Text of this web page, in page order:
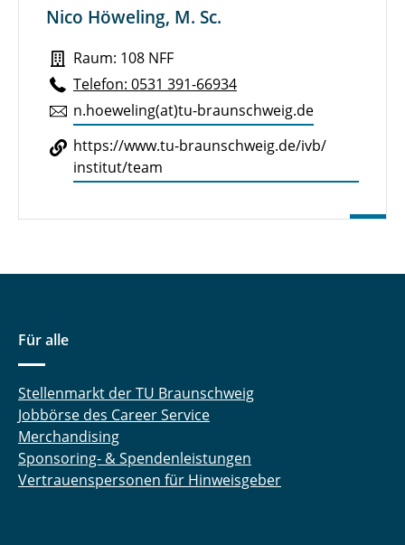
Nico Höweling, M. Sc.
Raum: 108 NFF
Telefon: 0531 391-66934
n.​hoeweling(at)tu-braun­schweig.de
https://​www.​tu-​braunschweig.​de/​ivb/​
institut/​team
Für alle
Stellenmarkt der TU Braunschweig
Jobbörse des Career Service
Merchandising
Sponsoring- & Spendenleistungen
Vertrauenspersonen für Hinweisgeber